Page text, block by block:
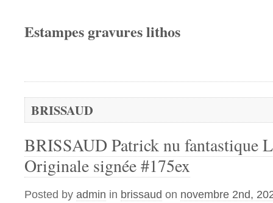
Estampes gravures lithos
BRISSAUD
BRISSAUD Patrick nu fantastique
Originale signée #175ex
Posted by admin in brissaud on novembre 2nd,